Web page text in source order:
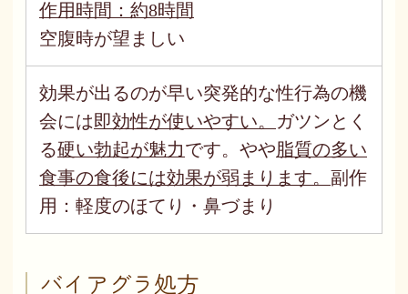
作用時間：約8時間
空腹時が望ましい
効果が出るのが早い突発的な性行為の機
会には即効性が使いやすい。 ガツンとく
る硬い勃起が魅力です。やや脂質の多い
食事の食後には効果が弱まります。 副作
用：軽度のほてり・鼻づまり
バイアグラ処方